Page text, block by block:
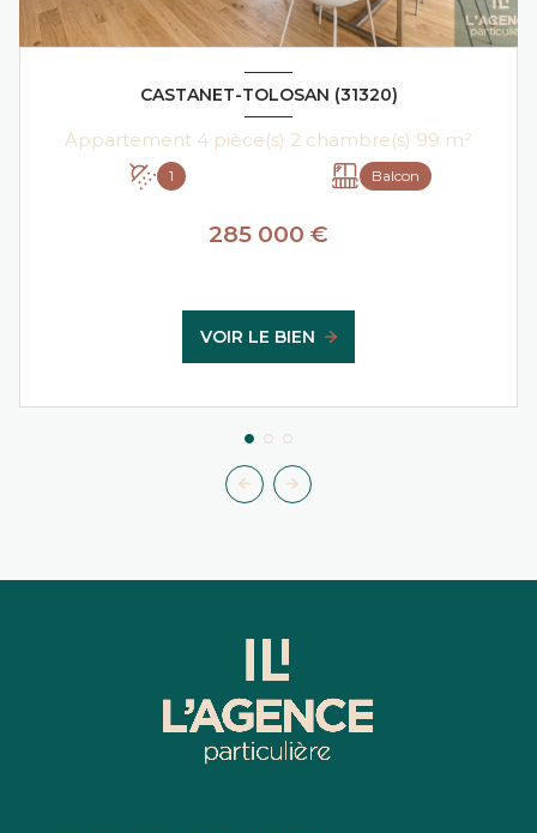
CASTANET-TOLOSAN (31320)
Appartement 4 pièce(s) 2 chambre(s) 99 m²
1 Balcon
285 000 €
VOIR LE BIEN